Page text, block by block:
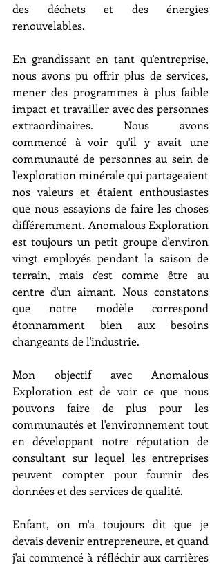
des déchets et des énergies
renouvelables.
En grandissant en tant qu'entreprise,
nous avons pu offrir plus de services,
mener des programmes à plus faible
impact et travailler avec des personnes
extraordinaires. Nous avons
commencé à voir qu'il y avait une
communauté de personnes au sein de
l'exploration minérale qui partageaient
nos valeurs et étaient enthousiastes
que nous essayions de faire les choses
différemment. Anomalous Exploration
est toujours un petit groupe d'environ
vingt employés pendant la saison de
terrain, mais c'est comme être au
centre d'un aimant. Nous constatons
que notre modèle correspond
étonnamment bien aux besoins
changeants de l'industrie.
Mon objectif avec Anomalous
Exploration est de voir ce que nous
pouvons faire de plus pour les
communautés et l'environnement tout
en développant notre réputation de
consultant sur lequel les entreprises
peuvent compter pour fournir des
données et des services de qualité.
Enfant, on m'a toujours dit que je
devais devenir entrepreneure, et quand
j'ai commencé à réfléchir aux carrières